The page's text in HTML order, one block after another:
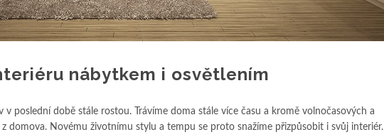
nábytkem i osvětlením
poslední době stále rostou. Trávíme doma stále více času a kromě volnočasových a
domova. Novému životnímu stylu a tempu se proto snažíme přizpůsobit i svůj interiér.